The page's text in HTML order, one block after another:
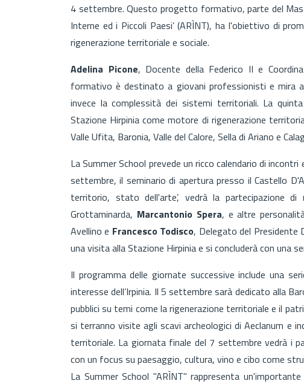
4 settembre. Questo progetto formativo, parte del
Interne ed i Piccoli Paesi’ (ARÌNT), ha l'obiettivo di
rigenerazione territoriale e sociale.
Adelina Picone, Docente della Federico II e
formativo è destinato a giovani professionisti e mira a
invece la complessità dei sistemi territoriali. La
Stazione Hirpinia come motore di rigenerazione
Valle Ufita, Baronia, Valle del Calore, Sella di Ariano e
La Summer School prevede un ricco calendario di
settembre, il seminario di apertura presso il Castello
territorio, stato dell'arte’, vedrà la partecipazione
Grottaminarda, Marcantonio Spera, e altre
Avellino e Francesco Todisco, Delegato del Presidente
una visita alla Stazione Hirpinia e si concluderà con una
Il programma delle giornate successive include una
interesse dell’Irpinia. Il 5 settembre sarà dedicato alla
pubblici su temi come la rigenerazione territoriale e il
si terranno visite agli scavi archeologici di Aeclanum e
territoriale. La giornata finale del 7 settembre vedrà i
con un focus su paesaggio, cultura, vino e cibo come
La Summer School "ARÌNT" rappresenta